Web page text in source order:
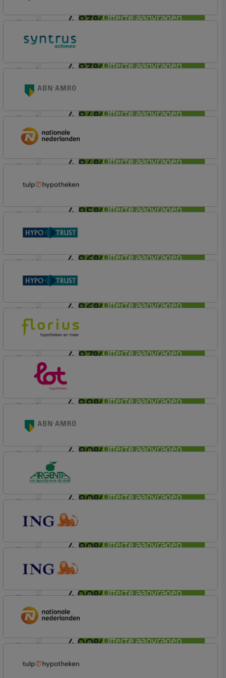
Offerte aanvragen
4,83%
Offerte aanvragen
lineair
4,83%
Offerte aanvragen
Budget (Incl. Korting)
lineair
4,84%
Offerte aanvragen
Basis
lineair
4,84%
Offerte aanvragen
Budget
lineair
4,85%
Offerte aanvragen
Nationale Nederlanden
lineair
4,86%
Offerte aanvragen
Tulp Riant Hypotheek
lineair
4,86%
Offerte aanvragen
Elan Plus
lineair
4,87%
Offerte aanvragen
Conneqt vh HypoTrust
Elan Plus
lineair
4,88%
Offerte aanvragen
Florius
Profijt twaalf
lineair
4,89%
Offerte aanvragen
lineair
4,89%
Offerte aanvragen
ABN AMRO Bank
Woning (Incl. Korting)
lineair
4,89%
Offerte aanvragen
Hypotheek
lineair
4,90%
Offerte aanvragen
Basistarief
lineair
4,90%
Basistarief
lineair
Nationale Nederlanden